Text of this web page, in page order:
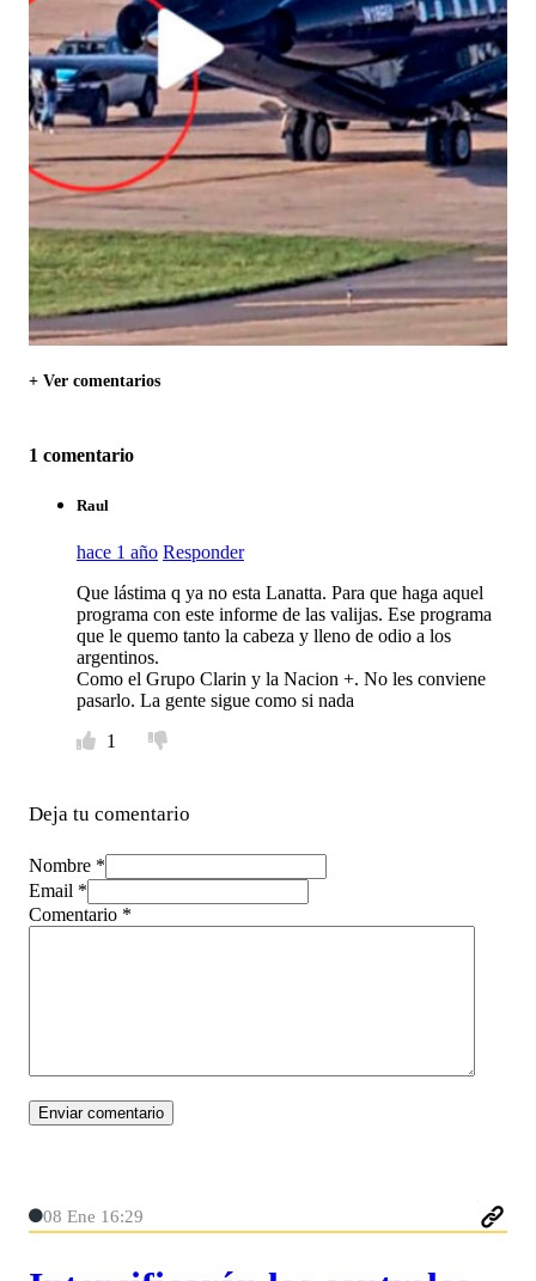
+ Ver comentarios
1 comentario
Raul
hace 1 año Responder
Que lástima q ya no esta Lanatta. Para que haga aquel
programa con este informe de las valijas. Ese programa
que le quemo tanto la cabeza y lleno de odio a los
argentinos.
Como el Grupo Clarin y la Nacion +. No les conviene
pasarlo. La gente sigue como si nada
1
Deja tu comentario
Nombre *
Email *
Comentario *
08 Ene 16:29